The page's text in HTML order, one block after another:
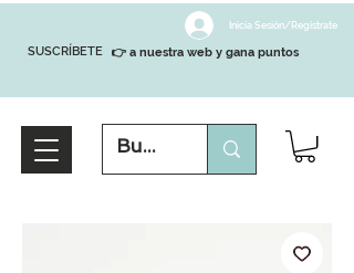
SUSCRÍBETE
Inicia Sesión/Regístrate
👉 a nuestra web y gana puntos